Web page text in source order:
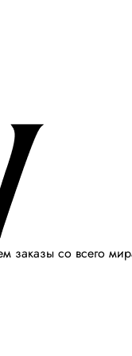
заказы со всего